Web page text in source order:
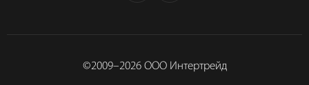
©2009–2026 ООО Интертрейд